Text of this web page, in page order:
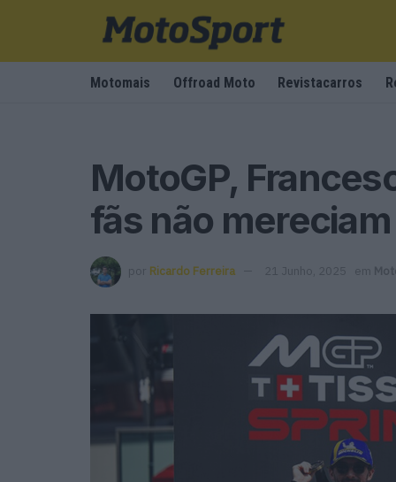
Motomais Offroad Moto Revistacarros
MotoGP,
fãs não
por Ricardo Ferreira 21 Junho, 2025 em